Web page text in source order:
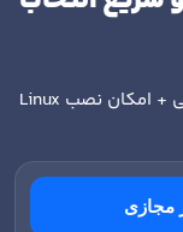
+ امکان نصب Linux
مجازی